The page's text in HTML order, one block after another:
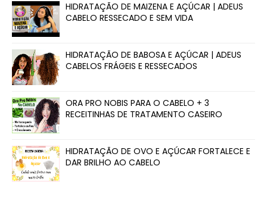
HIDRATAÇÃO DE MAIZENA E AÇÚCAR | ADEUS
CABELO RESSECADO E SEM VIDA
HIDRATAÇÃO DE BABOSA E AÇÚCAR | ADEUS
CABELOS FRÁGEIS E RESSECADOS
ORA PRO NOBIS PARA O CABELO + 3
RECEITINHAS DE TRATAMENTO CASEIRO
HIDRATAÇÃO DE OVO E AÇÚCAR FORTALECE E
DAR BRILHO AO CABELO